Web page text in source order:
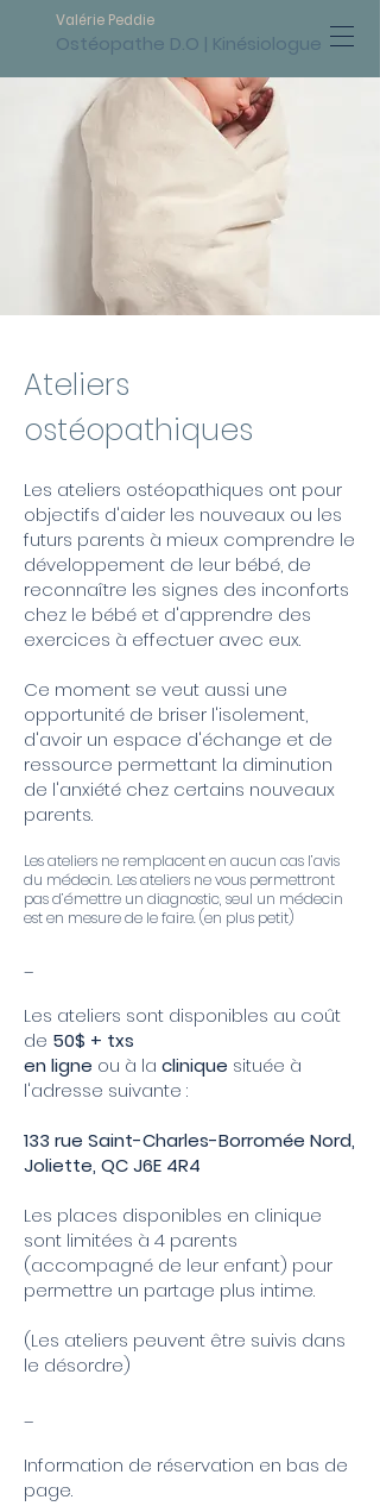
Ostéopathe D.O | Kinésiologue
Valérie Peddie
Ateliers
ostéopathiques
Les ateliers ostéopathiques ont pour
objectifs d'aider les nouveaux ou les
futurs parents à mieux comprendre le
développement de leur bébé, de
reconnaître les signes des inconforts
chez le bébé et d'apprendre des
exercices à effectuer avec eux.
Ce moment se veut aussi une
opportunité de briser l'isolement,
d'avoir un espace d'échange et de
ressource permettant la diminution
de l'anxiété chez certains nouveaux
parents.
Les ateliers ne remplacent en aucun cas l’avis
du médecin. Les ateliers ne vous permettront
pas d’émettre un diagnostic, seul un médecin
est en mesure de le faire. (en plus petit)
Les ateliers sont disponibles au coût
de 50$ + txs
en ligne ou à la clinique située à
l'adresse suivante :
133 rue Saint-Charles-Borromée Nord,
Joliette, QC J6E 4R4
Les places disponibles en clinique
sont limitées à 4 parents
(accompagné de leur enfant) pour
permettre un partage plus intime.
(Les ateliers peuvent être suivis dans
le désordre)
Information de réservation en bas de
page.